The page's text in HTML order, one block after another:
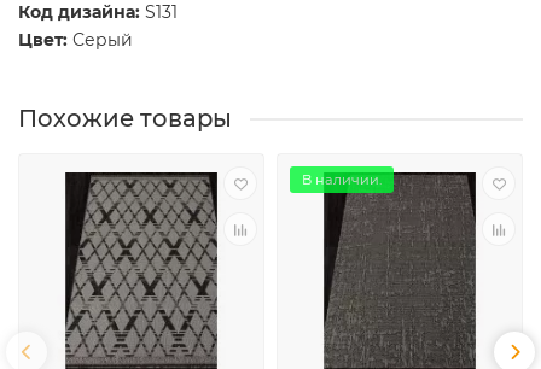
Код дизайна: S131
Цвет: Серый
Похожие товары
В наличии.